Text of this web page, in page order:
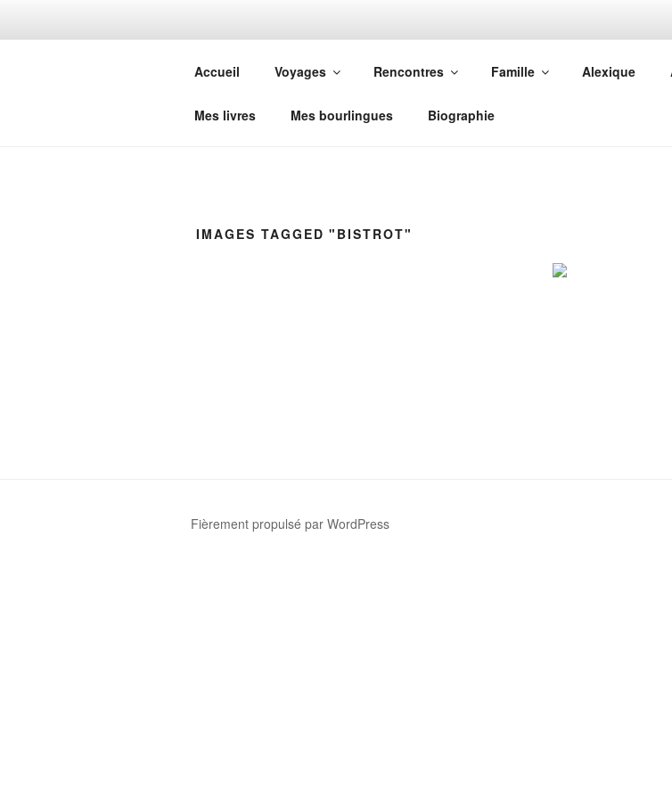
ALEX DÉCOTTE
Accueil Voyages Rencontres Famille Alexique
Mes livres Mes bourlingues Biographie
IMAGES TAGGED "BISTROT"
Fièrement propulsé par WordPress